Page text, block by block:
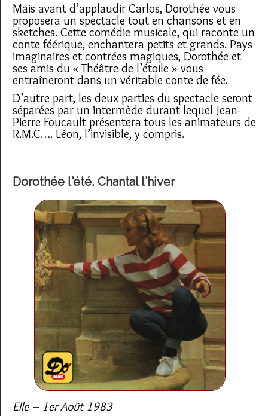
Mais avant d’applaudir Carlos, Dorothée vous
proposera un spectacle tout en chansons et en
sketches. Cette comédie musicale, qui raconte un
conte féérique, enchantera petits et grands. Pays
imaginaires et contrées magiques, Dorothée et
ses amis du « Théâtre de l’étoile » vous
entraîneront dans un véritable conte de fée.
D’autre part, les deux parties du spectacle seront
séparées par un intermède durant lequel Jean-
Pierre Foucault présentera tous les animateurs de
R.M.C…. Léon, l’invisible, y compris.
Dorothée l'été, Chantal l'hiver
Elle – 1er Août 1983